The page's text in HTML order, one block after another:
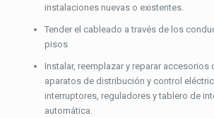
instalaciones nuevas o existentes.
Tender el cableado a través de los
pisos
Instalar, reemplazar y reparar accesorios
aparatos de distribución y control
interruptores, reguladores y tablero de
automática.